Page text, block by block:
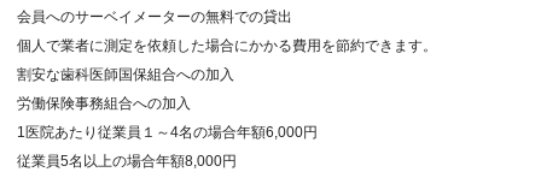
会員へのサーベイメーターの無料での貸出
個人で業者に測定を依頼した場合にかかる費用を節約できます。
割安な歯科医師国保組合への加入
労働保険事務組合への加入
1医院あたり従業員１～4名の場合年額6,000円
従業員5名以上の場合年額8,000円